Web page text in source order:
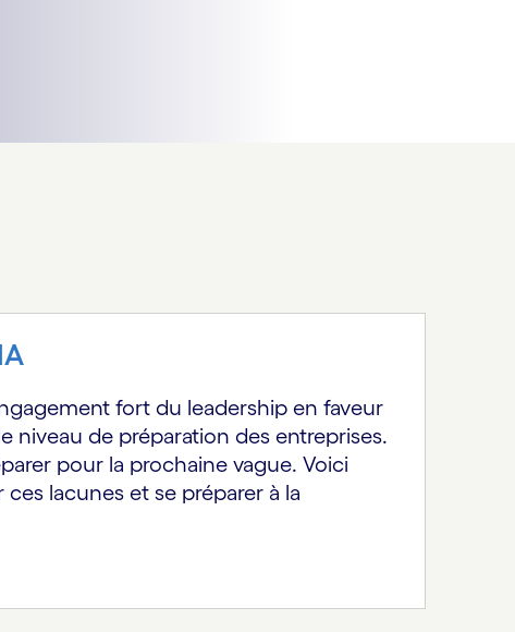
fort du leadership en faveur
niveau de préparation des entreprises.
pour la prochaine vague. Voici
lacunes et se préparer à la